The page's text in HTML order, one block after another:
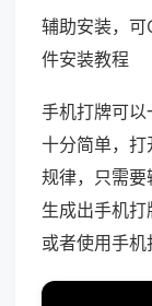
辅助安装，
件安装教程
手机打牌可以
十分简单，
规律，只需
生成出手机
或者使用手机